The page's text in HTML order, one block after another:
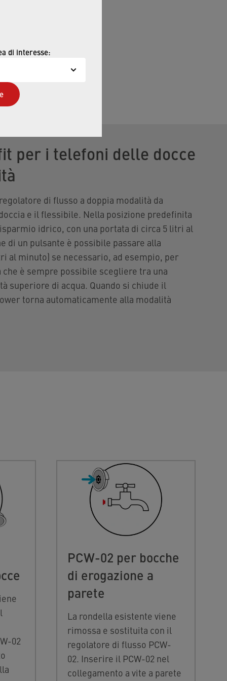
di interesse:
per i telefoni delle docce
di flusso a doppia modalità da
e il flessibile. Nella posizione predefinita
idrico, con una portata di circa 5 litri al
di un pulsante è possibile passare alla
al minuto) se necessario, ad esempio, per
è sempre possibile scegliere tra una
superiore di acqua. Quando si chiude il
torna automaticamente alla modalità
02
PCW-02 per bocche
di erogazione a
parete
La rondella esistente viene
rimossa e sostituita con il
regolatore di flusso PCW-
02. Inserire il PCW-02 nel
collegamento a vite a parete